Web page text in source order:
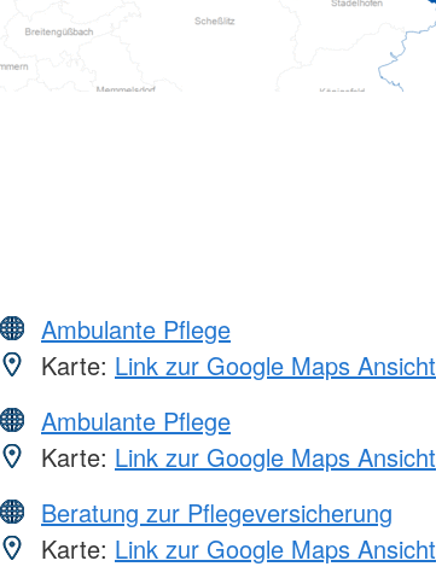
Ambulante Pflege
Karte: Link zur Google Maps Ansicht
Ambulante Pflege
Karte: Link zur Google Maps Ansicht
Beratung zur Pflegeversicherung
Karte: Link zur Google Maps Ansicht